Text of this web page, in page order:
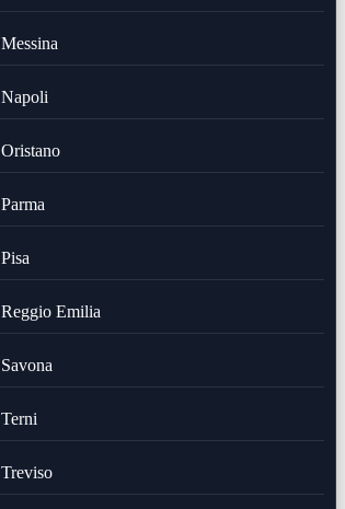
Messina
Napoli
Oristano
Parma
Pisa
Reggio Emilia
Savona
Terni
Treviso